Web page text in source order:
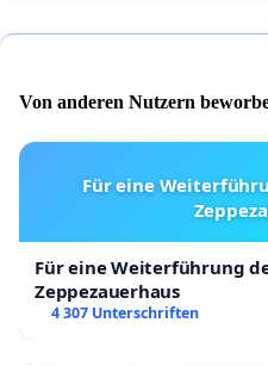
Von anderen Nutzern
Für eine
Für eine Weiterführung
Zeppezauerhaus
4 307 Unterschriften